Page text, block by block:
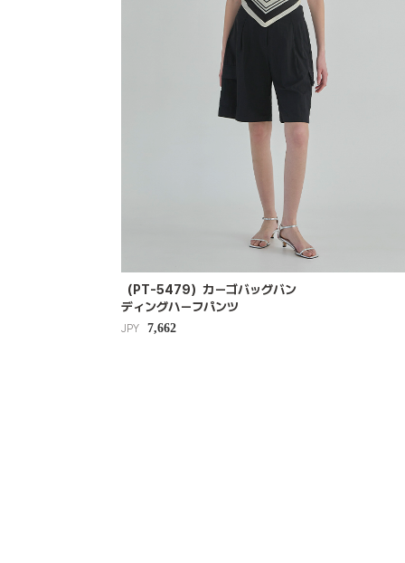
（PT-5479）カーゴバッグバン
ディングハーフパンツ
JPY 7,662